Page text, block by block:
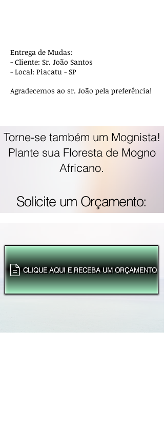
Entrega de Mudas:
- Cliente: Sr. João Santos
- Local: Piacatu - SP
Agradecemos ao sr. João pela preferência!
Torne-se também um Mognista!
Plante sua Floresta de Mogno
Africano.
Solicite um Orçamento:
CLIQUE AQUI E RECEBA UM ORÇAMENTO